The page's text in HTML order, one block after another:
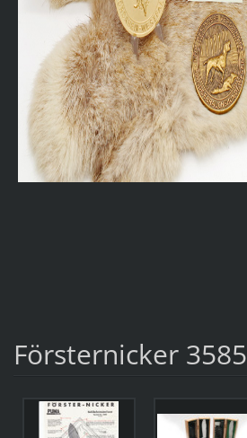
Försternicker 3585